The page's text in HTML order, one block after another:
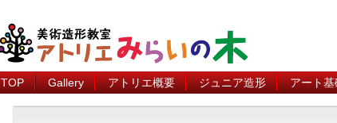
TOP Gallery アトリエ概要 ジュニア造形 アート基